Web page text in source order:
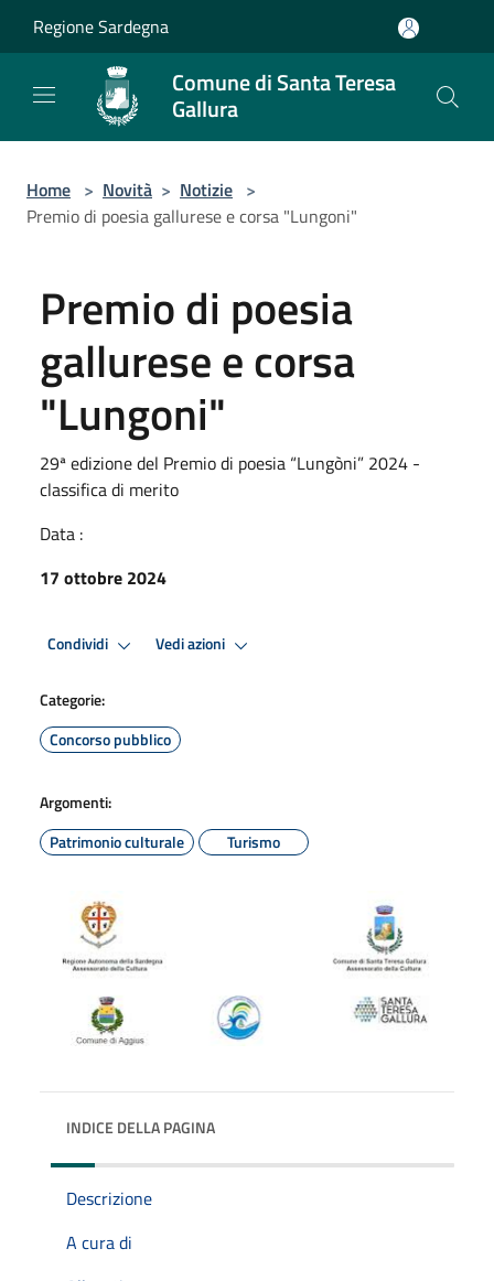
Regione Sardegna
Comune di Santa Teresa
Gallura
Home > Novità > Notizie >
Premio di poesia gallurese e corsa "Lungoni"
Premio di poesia
gallurese e corsa
"Lungoni"
29ª edizione del Premio di poesia “Lungòni” 2024 -
classifica di merito
Data :
17 ottobre 2024
Condividi Vedi azioni
Categorie:
Concorso pubblico
Argomenti:
Patrimonio culturale
Turismo
INDICE DELLA PAGINA
Descrizione
A cura di